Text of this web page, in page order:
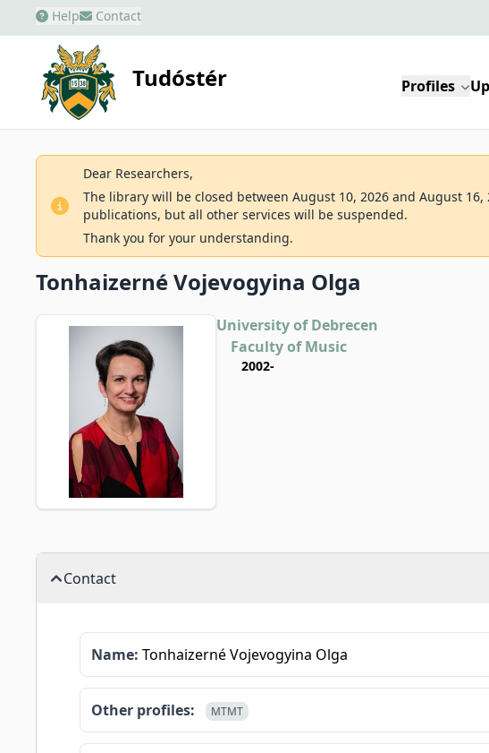
Help Contact
Tudóstér Profiles
Dear Researchers,
The library will be closed between August 10, 2026 and August
publications, but all other services will be suspended.
Thank you for your understanding.
Tonhaizerné Vojevogyina Olga
University of Debrecen
Faculty of Music
2002-
Contact
Name: Tonhaizerné Vojevogyina Olga
Other profiles: MTMT